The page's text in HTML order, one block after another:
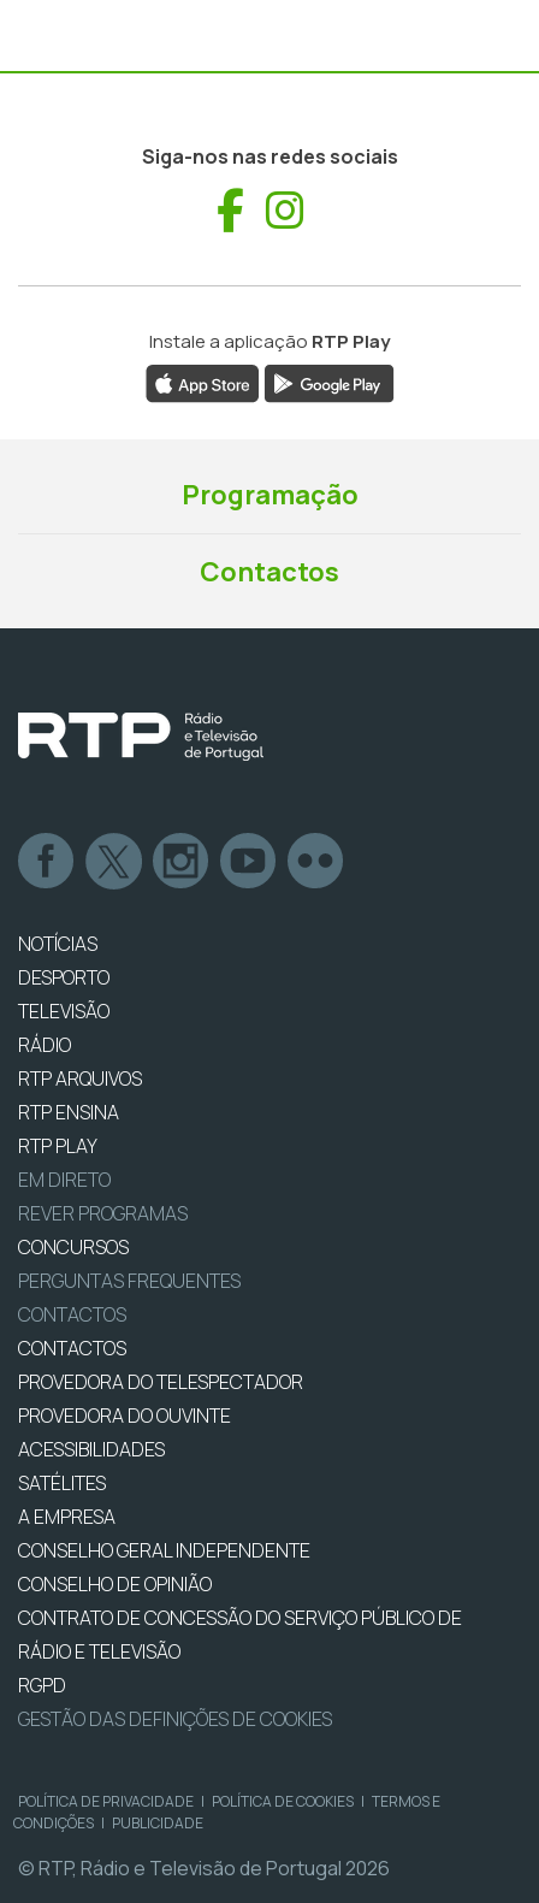
Siga-nos nas redes sociais
Facebook
Instale a aplicação RTP Play
Programação
Contactos
NOTÍCIAS
DESPORTO
TELEVISÃO
RÁDIO
RTP ARQUIVOS
RTP ENSINA
RTP PLAY
EM DIRETO
REVER PROGRAMAS
CONCURSOS
PERGUNTAS FREQUENTES
CONTACTOS
CONTACTOS
PROVEDORA DO TELESPECTADOR
PROVEDORA DO OUVINTE
ACESSIBILIDADES
SATÉLITES
A EMPRESA
CONSELHO GERAL INDEPENDENTE
CONSELHO DE OPINIÃO
CONTRATO DE CONCESSÃO DO SERVIÇO PÚBLICO DE
RÁDIO E TELEVISÃO
RGPD
GESTÃO DAS DEFINIÇÕES DE COOKIES
POLÍTICA DE PRIVACIDADE | POLÍTICA DE COOKIES | TERMOS E
CONDIÇÕES | PUBLICIDADE
© RTP, Rádio e Televisão de Portugal 2026